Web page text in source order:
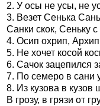
2. У осы не усы, не
3. Везет Сенька
Санки скок, Сеньку
4. Осип охрип,
5. Не хочет косой
6. Сачок зацепился
7. По семеро в сани
8. Из кузова в кузов
В грозу, в грязи от